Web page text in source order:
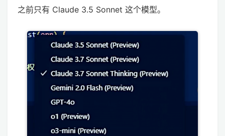
之前只有 Claude 3.5 Sonnet 这个模型。